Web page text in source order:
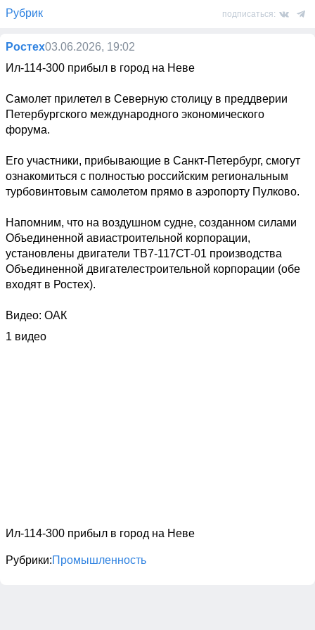
Рубрик подписаться:
Ростех03.06.2026, 19:02
Ил-114-300 прибыл в город на Неве
Самолет прилетел в Северную столицу в преддверии
Петербургского международного экономического
форума.
Его участники, прибывающие в Санкт-Петербург, смогут
ознакомиться с полностью российским региональным
турбовинтовым самолетом прямо в аэропорту Пулково.
Напомним, что на воздушном судне, созданном силами
Объединенной авиастроительной корпорации,
установлены двигатели ТВ7-117СТ-01 производства
Объединенной двигателестроительной корпорации (обе
входят в Ростех).
Видео: ОАК
1 видео
Ил-114-300 прибыл в город на Неве
Рубрики Промышленность